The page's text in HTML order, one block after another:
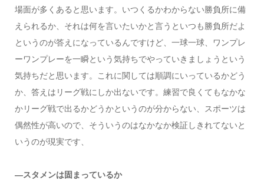
場面が多くあると思います。いつくるかわからない勝負所に備
えられるか、それは何を言いたいかと言うといつも勝負所だよ
というのが答えになっているんですけど、一球一球、ワンプレ
ーワンプレーを一瞬という気持ちでやっていきましょうという
気持ちだと思います。これに関しては順調にいっているかどう
か、答えはリーグ戦にしか出ないです。練習で良くてもなかな
かリーグ戦で出るかどうかというのが分からない、スポーツは
偶然性が高いので、そういうのはなかなか検証しきれてないと
いうのが現実です、
―スタメンは固まっているか